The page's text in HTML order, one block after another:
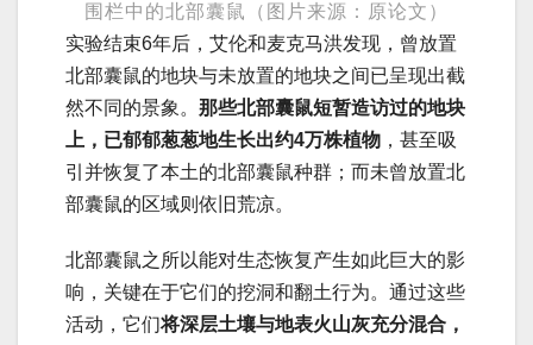
围栏中的北部囊鼠（图片来源：原论文）
实验结束6年后，艾伦和麦克马洪发现，曾放置
北部囊鼠的地块与未放置的地块之间已呈现出截
然不同的景象。 那些北部囊鼠短暂造访过的地块
上，已郁郁葱葱地生长出约4万株植物 ，甚至吸
引并恢复了本土的北部囊鼠种群；而未曾放置北
部囊鼠的区域则依旧荒凉。
北部囊鼠之所以能对生态恢复产生如此巨大的影
响，关键在于它们的挖洞和翻土行为。通过这些
活动，它们将深层土壤与地表火山灰充分混合，